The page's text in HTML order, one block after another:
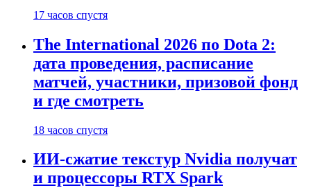
17 часов спустя
The International 2026 по Dota 2:
дата проведения, расписание
матчей, участники, призовой фонд
и где смотреть
18 часов спустя
ИИ-сжатие текстур Nvidia получат
и процессоры RTX Spark